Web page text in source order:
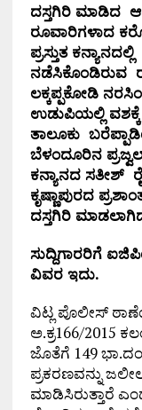
ದಸ್ತಗಿರಿ ಮಾಡಿದ
ರೂವಾರಿಗಳಾದ
ಪ್ರಸ್ತುತ ಕನ್ಯಾನದಲ್ಲಿ
ಲಕ್ಕಪ್ಪಕೋಡಿ
ಉಡುಪಿಯಲ್ಲಿ ವಶಕ್ಕೆ
ತಾಲೂಕು
ಬೆಳಂದೂರಿನ
ಕನ್ಯಾನದ ಸತೀಶ್ ರೈ
ಕೃಷ್ಣಾಪುರದ
ದಸ್ತಗಿರಿ
ಸುದ್ದಿಗಾರರಿಗೆ
ವಿವರ ಇದು.
ವಿಟ್ಲ ಪೊಲೀಸ್
ಅ.ಕ್ರ166/2015
ಜೊತೆಗೆ 149
ಪ್ರಕರಣವನ್ನು
ಮಾಡಿಸಿರುತ್ತಾರೆ